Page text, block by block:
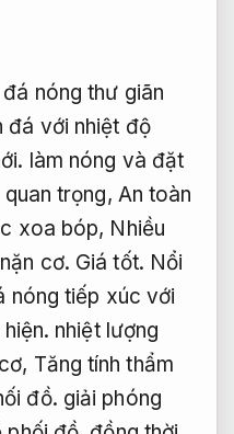
nóng thư giãn
đá với nhiệt độ
làm nóng và đặt
trọng, An toàn
xoa bóp, Nhiều
cơ. Giá tốt. Nổi
nóng tiếp xúc với
nhiệt lượng
Tăng tính thẩm
đồ. giải phóng